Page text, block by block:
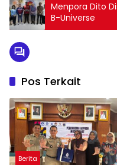
Menpora Dito
B-Universe
Pos Terkait
Berita